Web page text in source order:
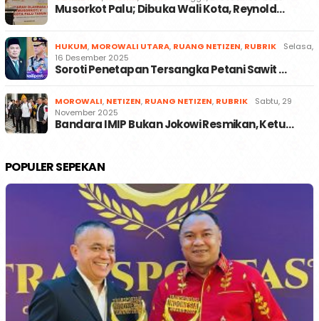
Musorkot Palu; Dibuka Wali Kota, Reynold…
HUKUM, MOROWALI UTARA, RUANG NETIZEN, RUBRIK
Selasa,
16 Desember 2025
Soroti Penetapan Tersangka Petani Sawit …
MOROWALI, NETIZEN, RUANG NETIZEN, RUBRIK
Sabtu, 29
November 2025
Bandara IMIP Bukan Jokowi Resmikan, Ketu…
POPULER SEPEKAN